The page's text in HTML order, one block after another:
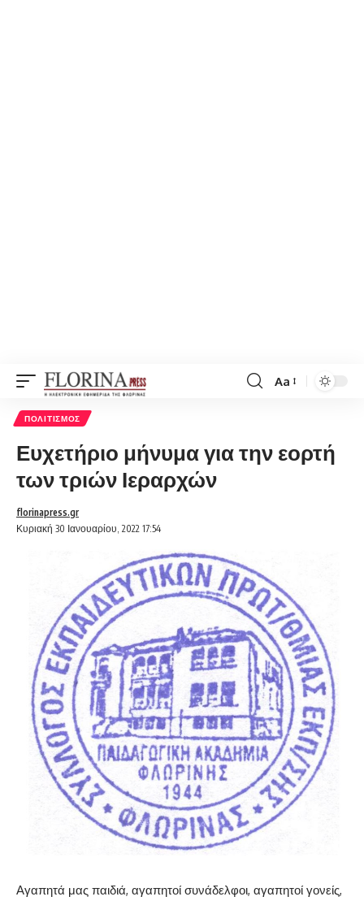
Font
Aa
ΠΟΛΙΤΙΣΜΌΣ
Ευχετήριο μήνυμα για την εορτή
των τριών Ιεραρχών
Κυριακή 30 Ιανουαρίου, 2022 17:54
florinapress.gr
Αγαπητά μας παιδιά, αγαπητοί συνάδελφοι, αγαπητοί γονείς,